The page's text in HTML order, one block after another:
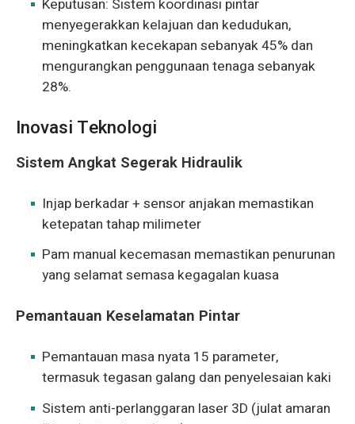
Keputusan: Sistem koordinasi pintar
menyegerakkan kelajuan dan kedudukan,
meningkatkan kecekapan sebanyak 45% dan
mengurangkan penggunaan tenaga sebanyak
28%.
Inovasi Teknologi
Sistem Angkat Segerak Hidraulik
Injap berkadar + sensor anjakan memastikan
ketepatan tahap milimeter
Pam manual kecemasan memastikan penurunan
yang selamat semasa kegagalan kuasa
Pemantauan Keselamatan Pintar
Pemantauan masa nyata 15 parameter,
termasuk tegasan galang dan penyelesaian kaki
Sistem anti-perlanggaran laser 3D (julat amaran